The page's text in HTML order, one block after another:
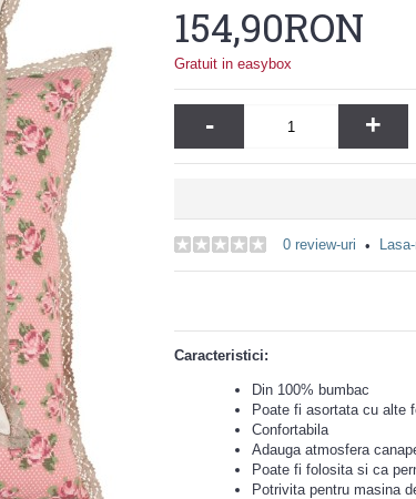
154,90RON
Gratuit in easybox
- +
0 review-uri •
Caracteristici:
Din 100% bumbac
Poate fi asortata cu alte
Confortabila
Adauga atmosfera
Poate fi folosita si ca
Potrivita pentru masina